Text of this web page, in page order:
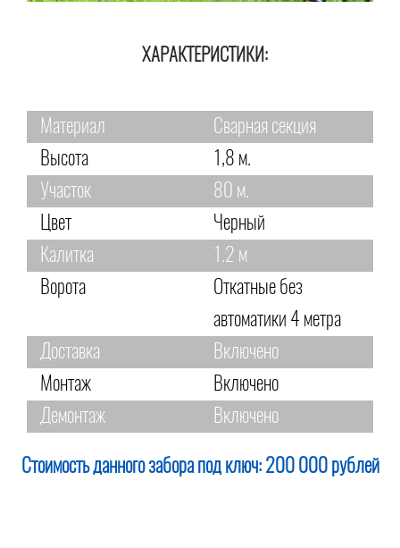
ХАРАКТЕРИСТИКИ:
Материал
Сварная секция
Высота
1,8 м.
Участок
80 м.
Цвет
Черный
Калитка
1.2 м
Ворота
Откатные без
автоматики 4 метра
Доставка
Включено
Монтаж
Включено
Демонтаж
Включено
Стоимость данного забора под ключ: 200 000 рублей